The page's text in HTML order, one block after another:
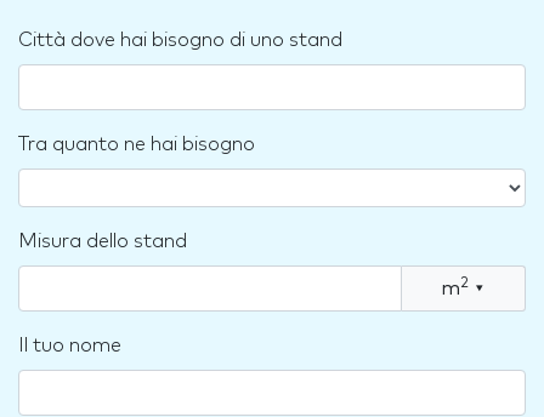
Città dove hai bisogno di uno stand
Tra quanto ne hai bisogno
Misura dello stand
m2 ▾
Il tuo nome